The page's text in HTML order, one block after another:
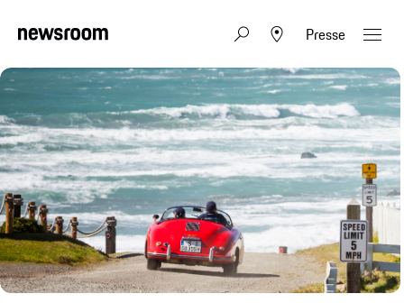
Presse